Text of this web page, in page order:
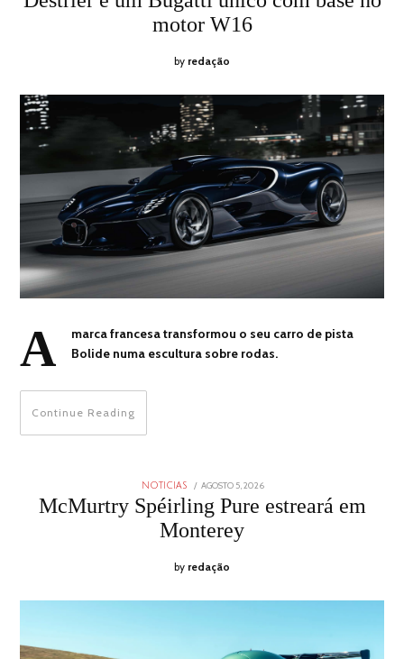
2026
motor W16
by redação
A
marca francesa transformou o seu carro de pista
Bolide numa escultura sobre rodas.
Continue Reading
NOTICIAS
POSTED
AGOSTO 5, 2026
2026
McMurtry Spéirling Pure estreará em
Monterey
by redação